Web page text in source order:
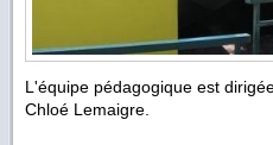
L'équipe pédagogique est
Chloé Lemaigre.